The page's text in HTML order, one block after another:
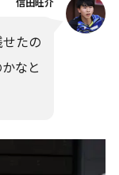
信田旺介
たの
なと